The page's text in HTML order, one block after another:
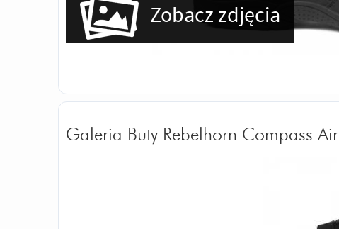
Zobacz zdjęcia
Galeria Buty Rebelhorn Compass Air